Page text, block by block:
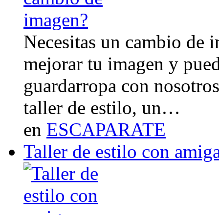
Necesitas un cambio de
mejorar tu imagen y
guardarropa con
taller de estilo, un…
en ESCAPARATE
Taller de estilo con